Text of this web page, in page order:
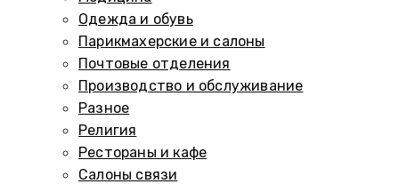
Одежда и обувь
Парикмахерские и салоны
Почтовые отделения
Производство и обслуживание
Разное
Религия
Рестораны и кафе
Салоны связи